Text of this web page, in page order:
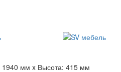
мм x Высота: 415 мм